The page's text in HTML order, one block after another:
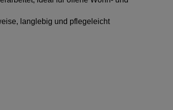
langlebig und pflegeleicht